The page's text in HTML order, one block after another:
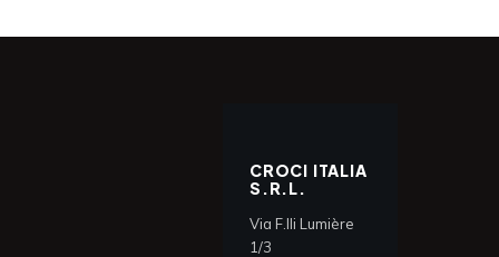
CROCI ITALIA
S.R.L.
Via F.lli Lumière
1/3